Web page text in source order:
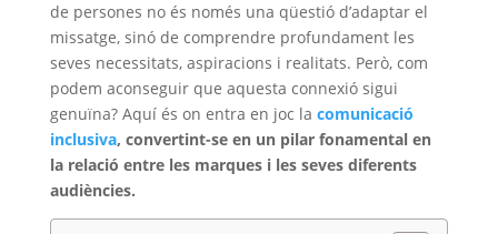
de persones no és només una qüestió d’adaptar el
missatge, sinó de comprendre profundament les
seves necessitats, aspiracions i realitats. Però, com
podem aconseguir que aquesta connexió sigui
genuïna? Aquí és on entra en joc la comunicació
inclusiva, convertint-se en un pilar fonamental en
la relació entre les marques i les seves diferents
audiències.